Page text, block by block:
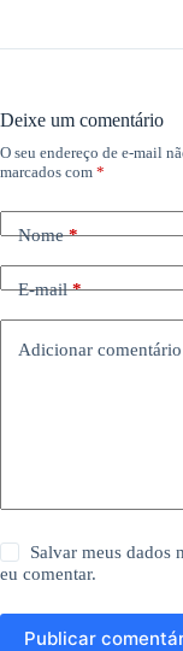
Deixe um comentário
O seu endereço de e-mail
marcados com *
Nome*
E-mail*
Adicionar comentário
Salvar meus dados
eu comentar.
Publicar